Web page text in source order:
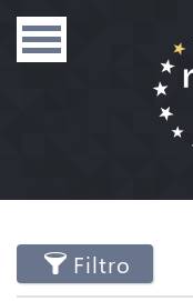
Filtro